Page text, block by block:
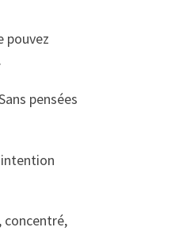
pouvez
pensées
concentré,